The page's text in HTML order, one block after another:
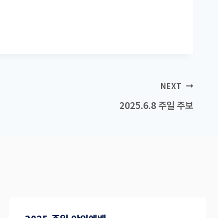
NEXT
2025.6.8 주일 주보